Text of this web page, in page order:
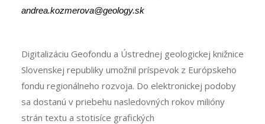
andrea.kozmerova@geology.sk
Digitalizáciu Geofondu a Ústrednej geologickej knižnice
Slovenskej republiky umožnil príspevok z Európskeho
fondu regionálneho rozvoja. Do elektronickej podoby
sa dostanú v priebehu nasledovných rokov milióny
strán textu a stotisíce grafických